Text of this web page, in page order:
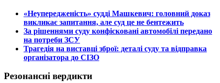
​«Неупередженість» судді Машкевич: головний доказ
викликає запитання, але суд це не бентежить
​За рішеннями суду конфісковані автомобілі передано
на потреби ЗСУ
​Трагедія на виставці зброї: деталі суду та відправка
організатора до СІЗО
Резонансні вердикти